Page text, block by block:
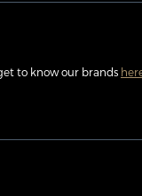
to know our brands